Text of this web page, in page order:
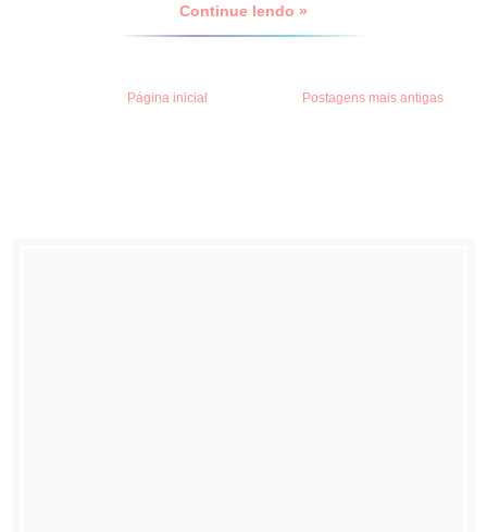
Continue lendo »
Postagens mais antigas
Página inicial